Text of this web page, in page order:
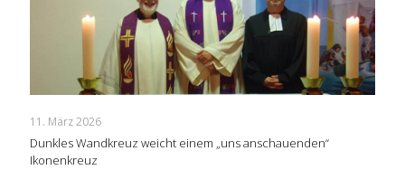
11. März 2026
Dunkles Wandkreuz weicht einem „uns anschauenden“
Ikonenkreuz